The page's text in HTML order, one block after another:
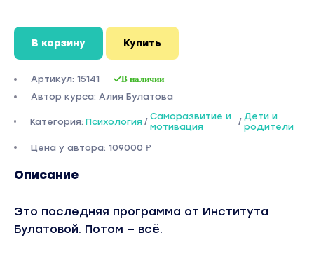
В корзину Купить
Артикул: 15141 В наличии
Автор курса: Алия Булатова
Категория: Психология / Саморазвитие и
мотивация
/ Дети и
родители
Цена у автора: 109000 ₽
Описание
Это последняя программа от Института
Булатовой. Потом — всё.